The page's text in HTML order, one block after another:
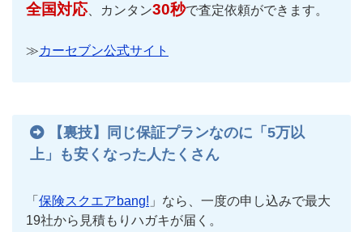
全国対応、カンタン30秒で査定依頼ができます。
≫カーセブン公式サイト
【裏技】同じ保証プランなのに「5万以
上」も安くなった人たくさん
「 保険スクエアbang! 」なら、一度の申し込みで最大
19社から見積もりハガキが届く。